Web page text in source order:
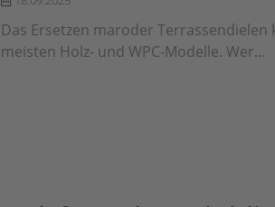
Das Ersetzen maroder
meisten Holz- und WPC-Modelle. Wer...